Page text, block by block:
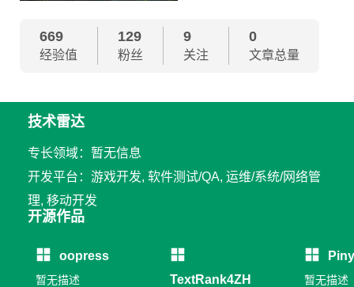
669
经验值
129
粉丝
9
关注
0
文章总量
技术雷达
专长领域：暂无信息
开发平台：游戏开发, 软件测试/QA, 运维/系统/网络管
理, 移动开发
开源作品
oopress
暂无描述 TextRank4ZH 暂无描述